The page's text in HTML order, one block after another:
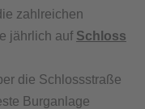
zahlreichen
jährlich auf Schloss
die Schlossstraße
Burganlage